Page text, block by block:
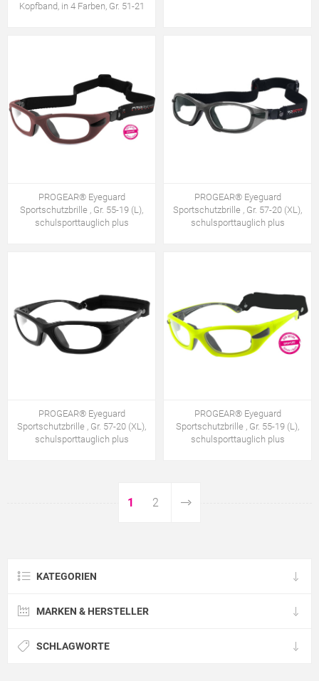
Kopfband, in 4 Farben, Gr. 51-21
PROGEAR® Eyeguard
Sportschutzbrille , Gr. 55-19 (L),
schulsporttauglich plus
PROGEAR® Eyeguard
Sportschutzbrille , Gr. 57-20 (XL),
schulsporttauglich plus
PROGEAR® Eyeguard
Sportschutzbrille , Gr. 57-20 (XL),
schulsporttauglich plus
PROGEAR® Eyeguard
Sportschutzbrille , Gr. 55-19 (L),
schulsporttauglich plus
1 2
KATEGORIEN
MARKEN & HERSTELLER
SCHLAGWORTE